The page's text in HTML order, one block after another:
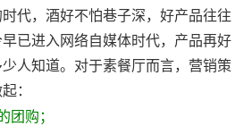
代，酒好不怕巷子深，好产品往往
已进入网络自媒体时代，产品再好
人知道。对于素餐厅而言，营销策
：
团购；